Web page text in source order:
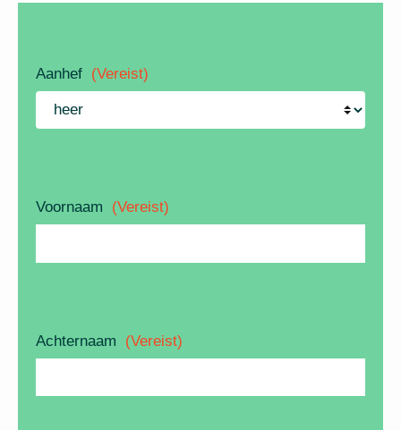
Aanhef (Vereist)
Voornaam (Vereist)
Achternaam (Vereist)